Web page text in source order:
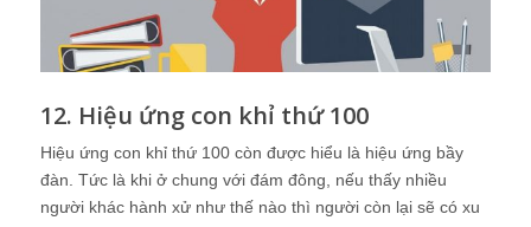
12. Hiệu ứng con khỉ thứ 100
Hiệu ứng con khỉ thứ 100 còn được hiểu là hiệu ứng bầy
đàn. Tức là khi ở chung với đám đông, nếu thấy nhiều
người khác hành xử như thế nào thì người còn lại sẽ có xu